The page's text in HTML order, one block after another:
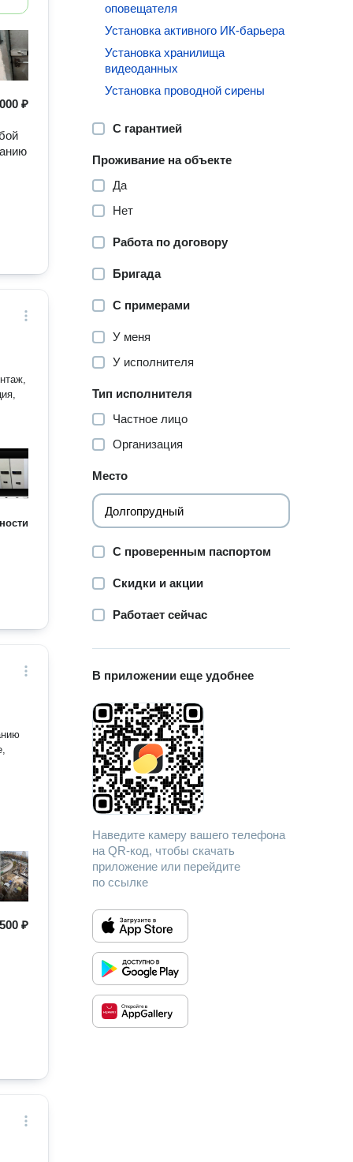
₽
₽
оповещателя
Установка активного ИК-барьера
Установка хранилища
видеоданных
Установка проводной сирены
С гарантией
Проживание на объекте
Да
Нет
Работа по договору
Бригада
С примерами
У меня
У исполнителя
Тип исполнителя
Частное лицо
Организация
Место
С проверенным паспортом
Скидки и акции
Работает сейчас
В приложении еще удобнее
Наведите камеру вашего телефона
на QR-код, чтобы скачать
приложение или перейдите
по ссылке